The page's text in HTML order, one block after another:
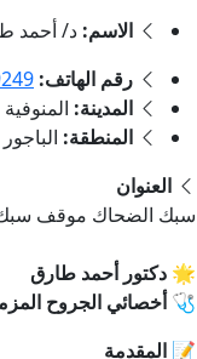
الاسم: د/ أحمد
رقم الهاتف:
المدينة: المنوفية
المنطقة: الباجور
العنوان
سبك الضحاك موقف سبك
🌟 دكتور أحمد طارق
🩺 أخصائي الجروح
📝 المقدمة